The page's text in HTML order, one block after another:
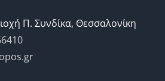
Π. Συνδίκα, Θεσσαλονίκη